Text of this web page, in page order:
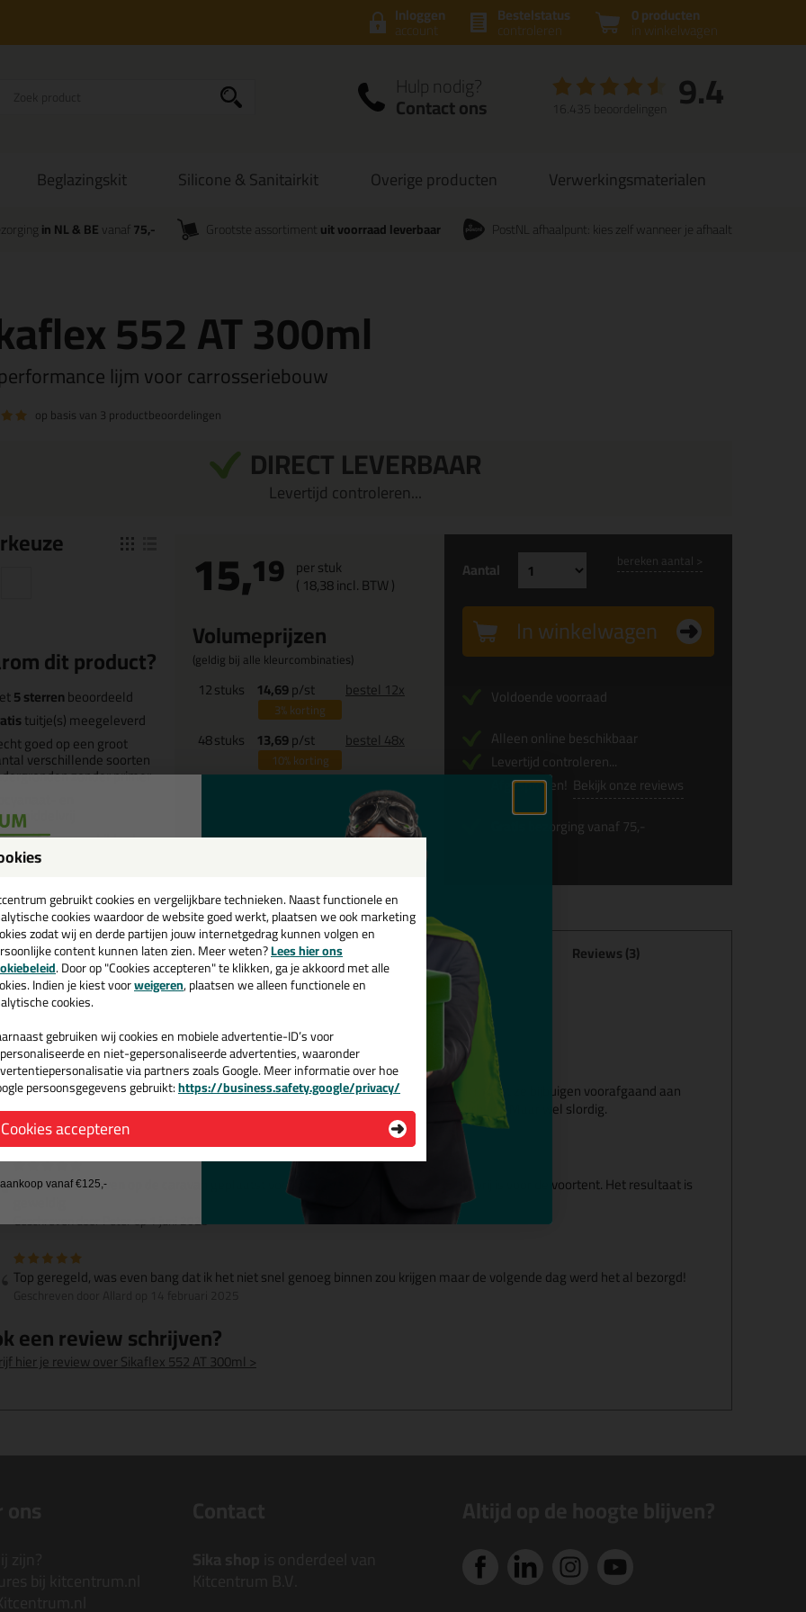
0 producten
in winkelwagen
Bestelstatus
controleren
Inloggen
account
Hulp nodig?
Contact ons 9.4
16.435 beoordelingen
Beglazingskit Silicone & Sanitairkit Overige producten Verwerkingsmaterialen
in NL & BEvanaf 75,- Grootste assortiment uit voorraad leverbaar PostNL afhaalpunt: kies zelf wanneer je afhaalt
552 AT 300ml
lijm voor carrosseriebouw
op basis van 3 productbeoordelingen
DIRECT LEVERBAAR
Levertijd controleren...
keuze
dit product?
5 sterrenbeoordeeld
tuitje(s) meegeleverd
goed op een groot
verschillende soorten
zonder primer
worden overschilderd
15,19 per stuk
( 18,38incl. BTW )
Volumeprijzen
(geldig bij alle kleurcombinaties)
12stuks 14,69p/st
3%korting
bestel 12x
48stuks 13,69p/st
10%korting
bestel 48x
Aantal bereken aantal >
In winkelwagen
Voldoende voorraad
Alleen online beschikbaar
Levertijd controleren...
Afgesproken! Bekijk onze reviews
bezorging vanaf 75,-
Omschrijving Specificaties Reviews (3)
voor:Sikaflex 552 AT 300ml
product wordt beoordeeld met sterren, gebaseerd op
Bij twee bestellingen waren in beide gevallen de geleverde kokers beschadigd. Ik moest ze bijbuigen voorafgaand aan
gebruik. Gelukkig niet zodanig beschadigd dat ze niet meer dicht waren (houdbaarheid). Maar wel slordig.
Geschreven door Sybren op 14 augustus 2025
Extra tentrail boven op de caravan geplaatst voor een zakluifel zodat de originele vrij is voor de voortent. Het resultaat is
Geschreven door Peter op 1 juni 2025
Top geregeld, was even bang dat ik het niet snel genoeg binnen zou krijgen maar de volgende dag werd het al bezorgd!
een review schrijven?
hier je review over Sikaflex 552 AT 300ml >
gebruikt cookies en vergelijkbare technieken. Naast functionele en
cookies waardoor de website goed werkt, plaatsen we ook marketing
zodat wij en derde partijen jouw internetgedrag kunnen volgen en
content kunnen laten zien. Meer weten?Lees hier ons
. Door op "Cookies accepteren" te klikken, ga je akkoord met alle
Indien je kiest voorweigeren, plaatsen we alleen functionele en
cookies.
gebruiken wij cookies en mobiele advertentie-ID’s voor
en niet-gepersonaliseerde advertenties, waaronder
via partners zoals Google. Meer informatie over hoe
persoonsgegevens gebruikt:https://business.safety.google/privacy/
Cookies accepteren
💚
en ontvang een
€35,-bij je eerste bestelling!
de actiecode ›
geen cadeau
vanaf €125,-